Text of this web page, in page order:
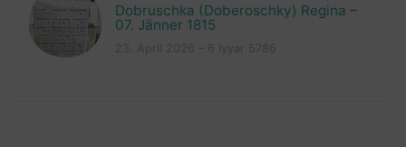
Dobruschka (Doberoschky) Regina –
07. Jänner 1815